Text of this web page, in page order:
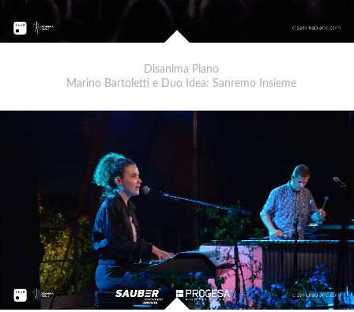
Disanima Piano
Marino Bartoletti e Duo Idea: Sanremo Insieme